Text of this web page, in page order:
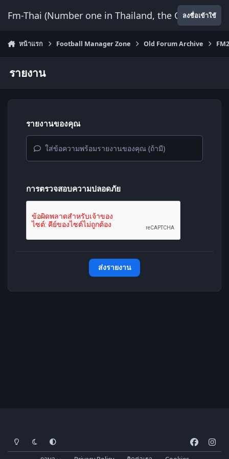
Fm-Thai (Number one in Thailand, the Onlyลงชื่อเข้าใช้
หน้าแรก Football Manager Zone Old Forum Archive
รายงาน
รายงานของคุณ
ใส่ข้อความพร้อมรายงานของคุณ (ถ้ามี)
การตรวจสอบความปลอดภัย
ส่งรายงาน
โหมดสว่างโหมดมืด การตั้งค่าระบบ
a
n